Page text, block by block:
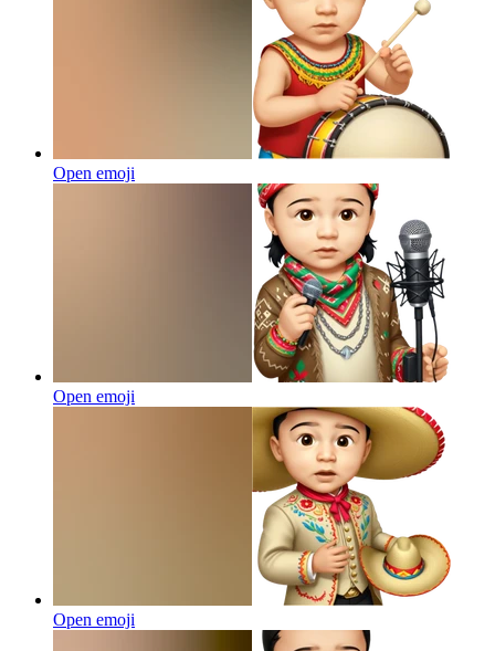
Open emoji
Open emoji
Open emoji